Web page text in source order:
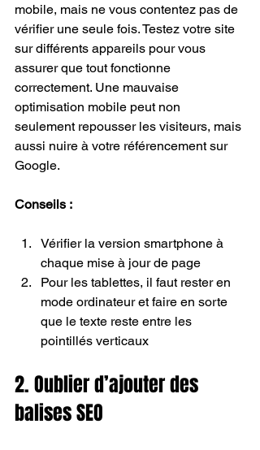
mobile, mais ne vous contentez pas de
vérifier une seule fois. Testez votre site
sur différents appareils pour vous
assurer que tout fonctionne
correctement. Une mauvaise
optimisation mobile peut non
seulement repousser les visiteurs, mais
aussi nuire à votre référencement sur
Google.
Conseils :
Vérifier la version smartphone à
chaque mise à jour de page
Pour les tablettes, il faut rester en
mode ordinateur et faire en sorte
que le texte reste entre les
pointillés verticaux
2. Oublier d’ajouter des
balises SEO